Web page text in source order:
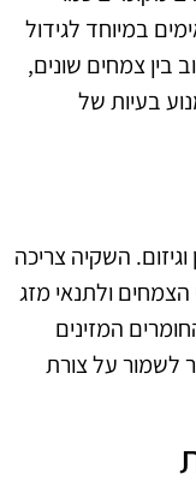
במיוחד לגידול
בין צמחים שונים,
בעיות של
השקיה צריכה
ולתנאי מזג
המזינים
לשמור על צורת